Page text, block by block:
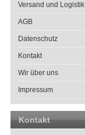
Versand und Logistik
AGB
Datenschutz
Kontakt
Wir über uns
Impressum
Kontakt